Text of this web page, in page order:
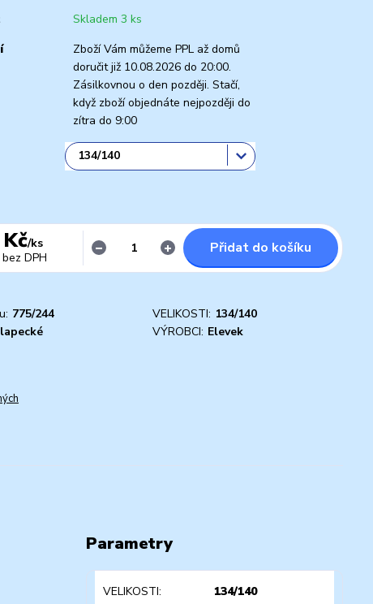
Skladem 3 ks
Zboží Vám můžeme PPL až domů
doručit již 10.08.2026 do 20:00.
Zásilkovnou o den později. Stačí,
když zboží objednáte nejpozději do
zítra do 9:00
/ks
bez DPH
Přidat do košíku
775/244 VELIKOSTI: 134/140
VÝROBCI: Elevek
Parametry
VELIKOSTI 134/140